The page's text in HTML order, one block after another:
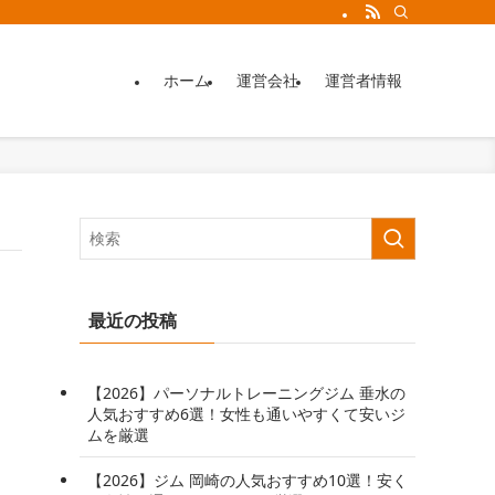
ホーム 運営会社 運営者情報
最近の投稿
【2026】パーソナルトレーニングジム 垂水の
人気おすすめ6選！女性も通いやすくて安いジ
ムを厳選
【2026】ジム 岡崎の人気おすすめ10選！安く